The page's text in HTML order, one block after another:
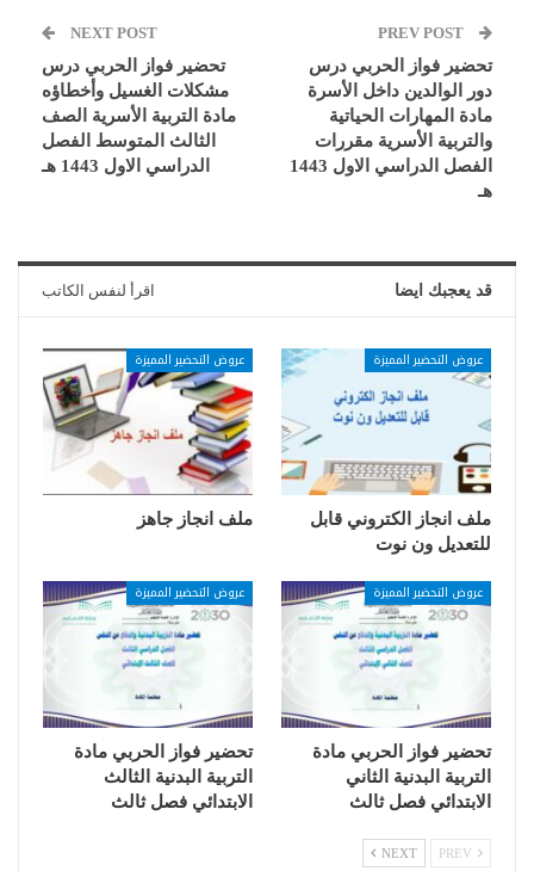
تحضير فواز الحربي درس
دور الوالدين داخل الأسرة
مادة المهارات الحياتية
والتربية الأسرية مقررات
الفصل الدراسي الاول 1443
هـ
NEXT POST
تحضير فواز الحربي درس
مشكلات الغسيل وأخطاؤه
مادة التربية الأسرية الصف
الثالث المتوسط الفصل
الدراسي الاول 1443 هـ
قد يعجبك ايضا اقرأ لنفس الكاتب
عروض التحضير المميزة
ملف انجاز الكتروني قابل
للتعديل ون نوت
عروض التحضير المميزة
ملف انجاز جاهز
عروض التحضير المميزة
تحضير فواز الحربي مادة
التربية البدنية الثاني
الابتدائي فصل ثالث
عروض التحضير المميزة
تحضير فواز الحربي مادة
التربية البدنية الثالث
الابتدائي فصل ثالث
NEXT